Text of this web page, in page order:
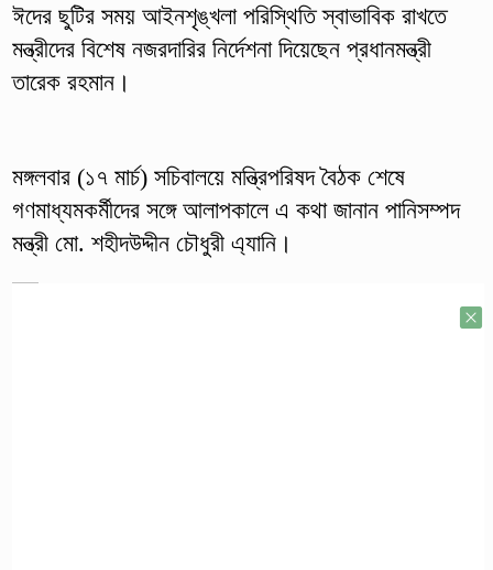
ঈদের ছুটির সময় আইনশৃঙ্খলা পরিস্থিতি স্বাভাবিক রাখতে
মন্ত্রীদের বিশেষ নজরদারির নির্দেশনা দিয়েছেন প্রধানমন্ত্রী
তারেক রহমান।
মঙ্গলবার (১৭ মার্চ) সচিবালয়ে মন্ত্রিপরিষদ বৈঠক শেষে
গণমাধ্যমকর্মীদের সঙ্গে আলাপকালে এ কথা জানান পানিসম্পদ
মন্ত্রী মো. শহীদউদ্দীন চৌধুরী এ্যানি।